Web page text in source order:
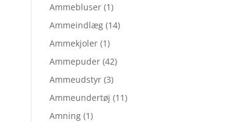
Ammebluser (1)
Ammeindlæg (14)
Ammekjoler (1)
Ammepuder (42)
Ammeudstyr (3)
Ammeundertøj (11)
Amning (1)